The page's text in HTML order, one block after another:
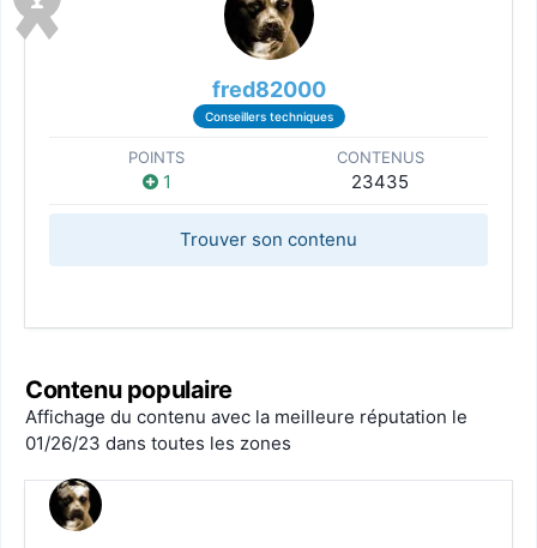
fred82000
Conseillers techniques
POINTS
1
CONTENUS
23435
Trouver son contenu
Contenu populaire
Affichage du contenu avec la meilleure réputation le
01/26/23 dans toutes les zones